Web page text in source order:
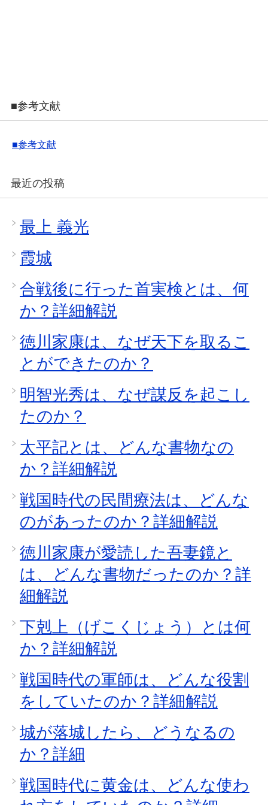
■参考文献
■参考文献
最近の投稿
最上 義光
霞城
合戦後に行った首実検とは、何
か？詳細解説
徳川家康は、なぜ天下を取るこ
とができたのか？
明智光秀は、なぜ謀反を起こし
たのか？
太平記とは、どんな書物なの
か？詳細解説
戦国時代の民間療法は、どんな
のがあったのか？詳細解説
徳川家康が愛読した吾妻鏡と
は、どんな書物だったのか？詳
細解説
下剋上（げこくじょう）とは何
か？詳細解説
戦国時代の軍師は、どんな役割
をしていたのか？詳細解説
城が落城したら、どうなるの
か？詳細
戦国時代に黄金は、どんな使わ